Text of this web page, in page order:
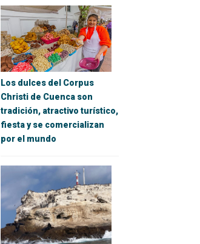
Los dulces del Corpus
Christi de Cuenca son
tradición, atractivo turístico,
fiesta y se comercializan
por el mundo